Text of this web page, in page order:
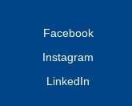
Facebook
Instagram
LinkedIn